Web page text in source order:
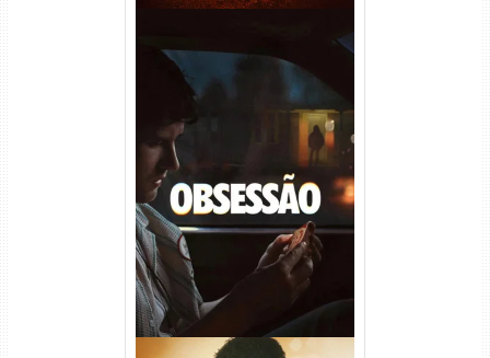
Obsessão Torrent (2026)
WEB-DL 1080p/4K Dual
Áudio